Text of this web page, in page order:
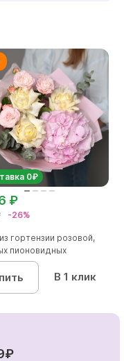
0₽
-26%
₽
гортензии розовой,
пионовидных
В 1 клик